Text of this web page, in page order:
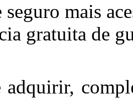
seguro mais
gratuita de
adquirir,